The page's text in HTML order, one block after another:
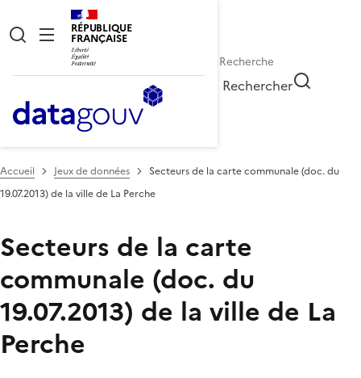
RÉPUBLIQUE
FRANÇAISE
Rechercher
Accueil Jeux de données
Secteurs de la carte communale (doc. du
19.07.2013) de la ville de La Perche
Secteurs de la carte
communale (doc. du
19.07.2013) de la ville de La
Perche